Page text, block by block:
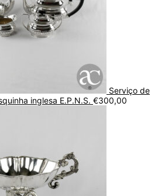
Serviço de
inglesa E.P.N.S. €300,00